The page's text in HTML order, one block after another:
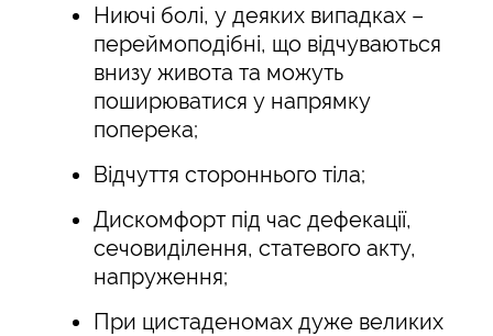
Ниючі болі, у деяких випадках –
переймоподібні, що відчуваються
внизу живота та можуть
поширюватися у напрямку
поперека;
Відчуття стороннього тіла;
Дискомфорт під час дефекації,
сечовиділення, статевого акту,
напруження;
При цистаденомах дуже великих